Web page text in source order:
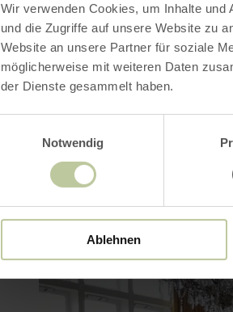
Wir verwenden Cookies, um Inhalte
und die Zugriffe auf unsere Website zu
Website an unsere Partner für soziale
möglicherweise mit weiteren Daten
der Dienste gesammelt haben.
Notwendig
Ablehnen
Tickets bei allen
Tourist-Information
06561 94340,